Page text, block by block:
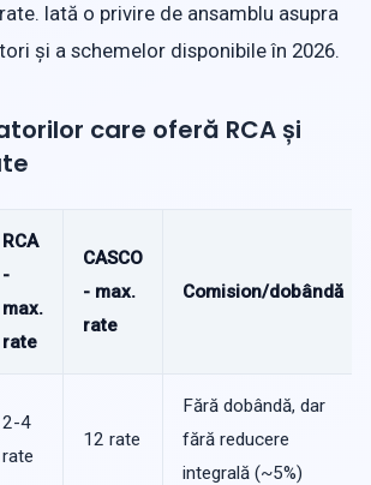
Iată o privire de ansamblu asupra
și a schemelor disponibile în 2026.
care oferă RCA și
RCA
-
max.
rate
CASCO
- max.
rate
Comision/dobândă
2-4
rate
12 rate
Fără dobândă, dar
fără reducere
integrală (~5%)